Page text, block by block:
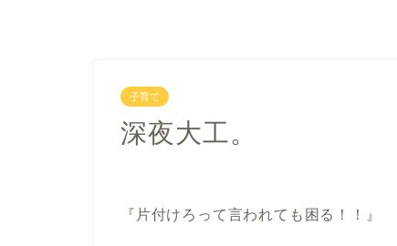
子育て
深夜大工。
『片付けろって言われても困る！！』